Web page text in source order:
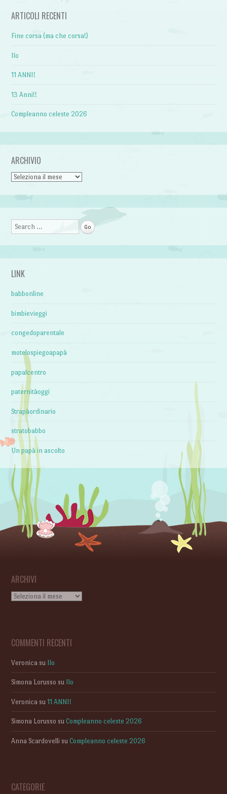
ARTICOLI RECENTI
Fine corsa (ma che corsa!)
Ilo
11 ANNI!
13 Anni!!
Compleanno celeste 2026
ARCHIVIO
Archivio
Search
LINK
babbonline
bimbievieggi
congedoparentale
motelospiegoapapà
papalcentro
paternitàoggi
Strapàordinario
stratobabbo
Un papà in ascolto
ARCHIVI
Archivi
COMMENTI RECENTI
Veronica su Ilo
Simona Lorusso su Ilo
Veronica su11 ANNI!
Simona Lorusso su Compleanno celeste 2026
Anna Scardovelli su Compleanno celeste 2026
CATEGORIE